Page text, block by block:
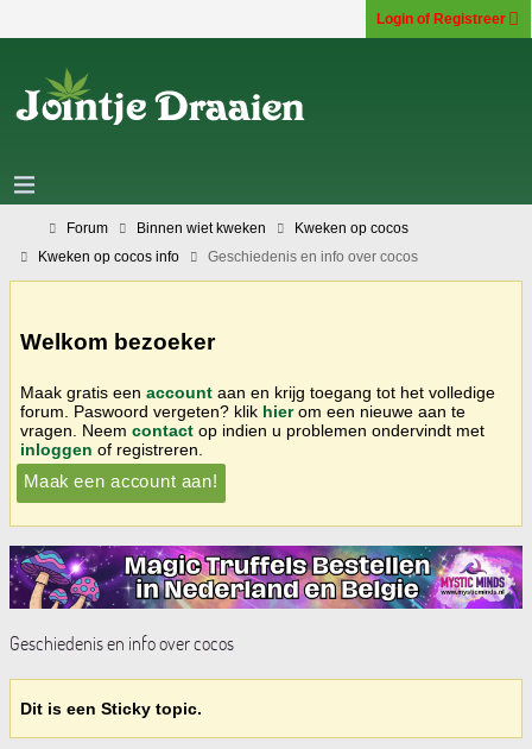
Login of Registreer
Forum Binnen wiet kweken
Kweken op cocos
Kweken op cocos info
Geschiedenis en info over cocos
Welkom bezoeker
Maak gratis een account aan en krijg toegang tot het volledige
forum. Paswoord vergeten? klik hierom een nieuwe aan te
vragen. Neem contact op indien u problemen ondervindt met
inloggen of registreren.
Maak een account aan!
Geschiedenis en info over cocos
Dit is een Sticky topic.